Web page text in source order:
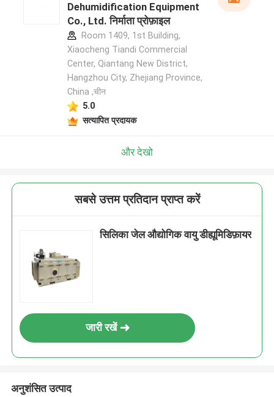
Dehumidification Equipment
Co., Ltd. निर्माता प्रोफ़ाइल
Room 1409, 1st Building,
Xiaocheng Tiandi Commercial
Center, Qiantang New District,
Hangzhou City, Zhejiang Province,
China ,चीन
5.0
सत्यापित प्रदायक
और देखो
सबसे उत्तम प्रतिदान प्राप्त करें
सिलिका जेल औद्योगिक वायु डीह्यूमिडिफ़ायर
जारी रखें
अनुशंसित उत्पाद